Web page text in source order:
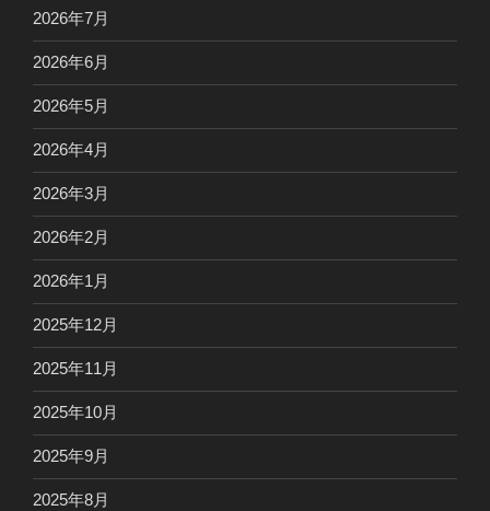
2026年7月
2026年6月
2026年5月
2026年4月
2026年3月
2026年2月
2026年1月
2025年12月
2025年11月
2025年10月
2025年9月
2025年8月